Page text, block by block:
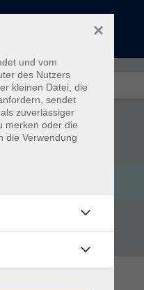
Ort
und vom
des Nutzers
kleinen Datei, die
sendet
zuverlässiger
merken oder die
die Verwendung
×